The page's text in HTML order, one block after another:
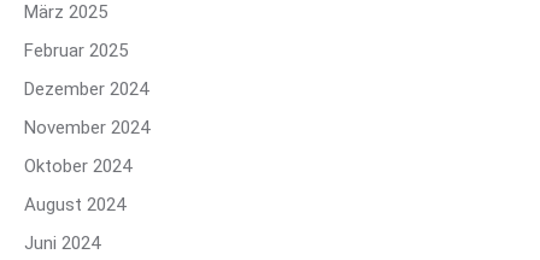
März 2025
Februar 2025
Dezember 2024
November 2024
Oktober 2024
August 2024
Juni 2024